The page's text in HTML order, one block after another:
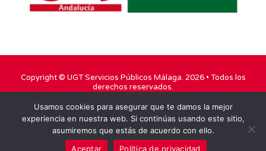
Copyright © UGT Servicios Públicos Málaga. 2026 • Todos los
derechos reservados.
TWITTER FACEBOOK YOUTUBE
INSTAGRAM
Usamos cookies para asegurar que te damos la mejor
experiencia en nuestra web. Si continúas usando este sitio,
asumiremos que estás de acuerdo con ello.
Aceptar
Política de privacidad